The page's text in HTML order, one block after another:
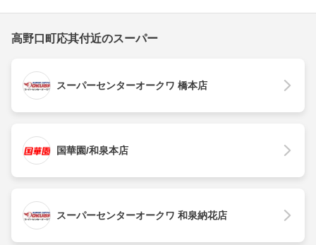
高野口町応其付近のスーパー
スーパーセンターオークワ 橋本店
国華園/和泉本店
スーパーセンターオークワ 和泉納花店